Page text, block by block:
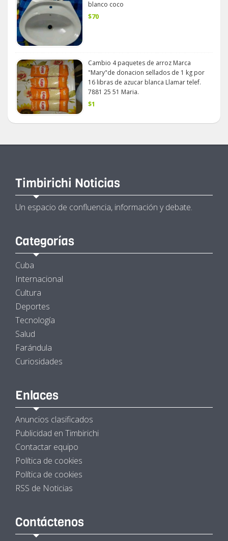
blanco coco
$70
Cambio 4 paquetes de arroz Marca
"Mary"de donacion sellados de 1 kg por
16 libras de azucar blanca Llamar telef.
7881 25 51 Maria.
$1
Timbirichi Noticias
Un espacio de confluencia, información y debate.
Categorías
Cuba
Internacional
Cultura
Deportes
Tecnología
Salud
Farándula
Curiosidades
Enlaces
Anuncios clasificados
Publicidad en Timbirichi
Contactar equipo
Política de cookies
Política de cookies
RSS de Noticias
Contáctenos